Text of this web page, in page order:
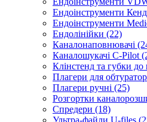
Ендоінструменти
Ендоінструменти
Ендолінійки (22)
Каналонаповнювачі
Каналошукачі C-Pilot
Клінстенд та губки
Плагери для
Плагери ручні (25)
Розгортки
Спредери (18)
Ультра-файли U-files